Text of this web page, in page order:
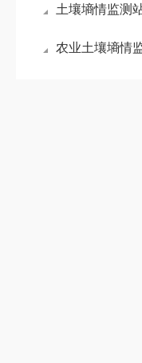
土壤墒情监测站的优势：传感器每
农业土壤墒情监测站：详细记录土